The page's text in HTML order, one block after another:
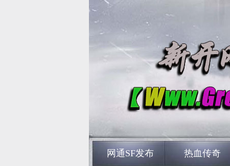
网通SF发布 热血传奇